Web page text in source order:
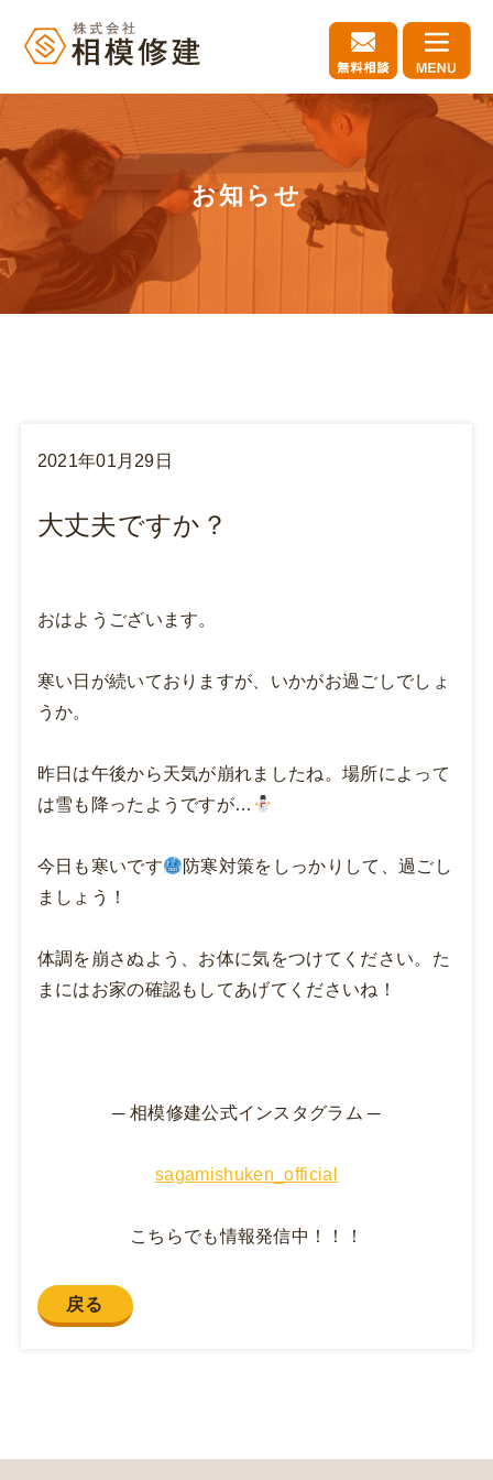
お知らせ
2021年01月29日
大丈夫ですか？
おはようございます。
寒い日が続いておりますが、いかがお過ごしでしょ
うか。
昨日は午後から天気が崩れましたね。場所によって
は雪も降ったようですが…
今日も寒いです
防寒対策をしっかりして、過ごし
ましょう！
体調を崩さぬよう、お体に気をつけてください。た
まにはお家の確認もしてあげてくださいね！
─ 相模修建公式インスタグラム ─
sagamishuken_official
こちらでも情報発信中！！！
戻る